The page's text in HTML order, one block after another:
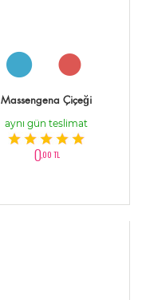
Massengena Çiçeği
aynı gün teslimat
0,00 TL